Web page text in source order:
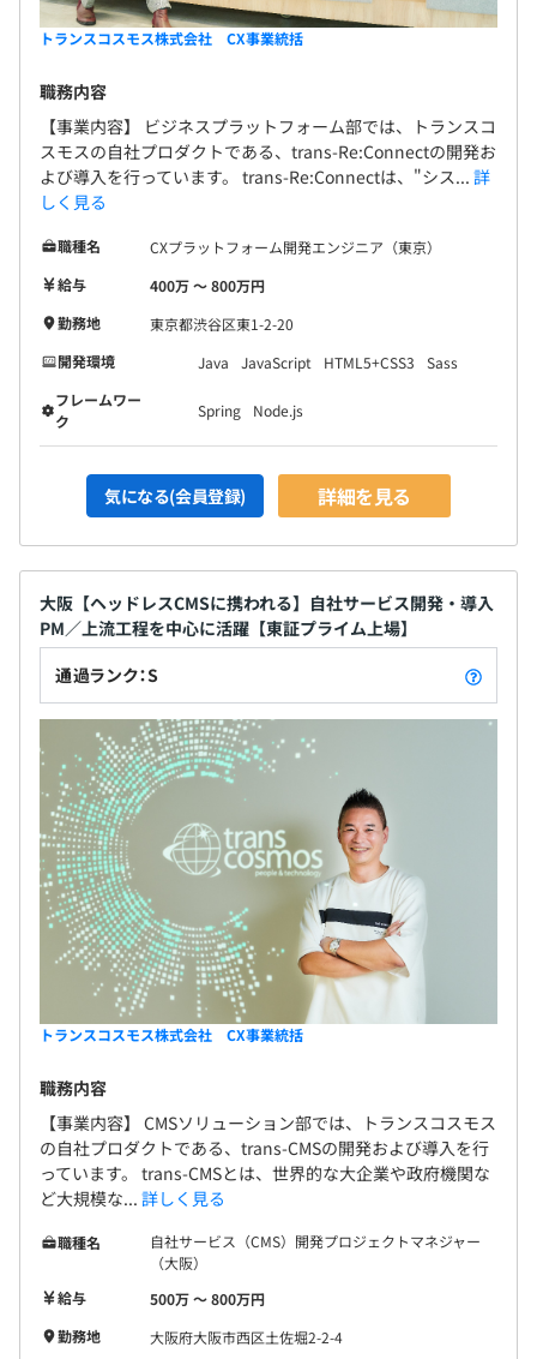
トランスコスモス株式会社 CX事業統括
職務内容
【事業内容】 ビジネスプラットフォーム部では、トランスコ
スモスの自社プロダクトである、trans-Re:Connectの開発お
よび導入を行っています。 trans-Re:Connectは、"シス... 詳
しく見る
職種名
CXプラットフォーム開発エンジニア（東京）
給与
400万 〜 800万円
勤務地
東京都渋谷区東1-2-20
開発環境
Java JavaScript HTML5+CSS3
Sass
フレームワー
ク
Spring Node.js
気になる(会員登録) 詳細を見る
大阪【ヘッドレスCMSに携われる】自社サービス開発・導入
PM／上流工程を中心に活躍【東証プライム上場】
通過ランク：S
トランスコスモス株式会社 CX事業統括
職務内容
【事業内容】 CMSソリューション部では、トランスコスモス
の自社プロダクトである、trans-CMSの開発および導入を行
っています。 trans-CMSとは、世界的な大企業や政府機関な
ど大規模な... 詳しく見る
職種名
自社サービス（CMS）開発プロジェクトマネジャー
（大阪）
給与
500万 〜 800万円
勤務地
大阪府大阪市西区土佐堀2-2-4